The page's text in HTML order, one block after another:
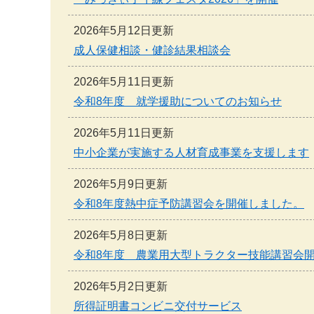
2026年5月12日更新
成人保健相談・健診結果相談会
2026年5月11日更新
令和8年度 就学援助についてのお知らせ
2026年5月11日更新
中小企業が実施する人材育成事業を支援します
2026年5月9日更新
令和8年度熱中症予防講習会を開催しました。
2026年5月8日更新
令和8年度 農業用大型トラクター技能講習会
2026年5月2日更新
所得証明書コンビニ交付サービス